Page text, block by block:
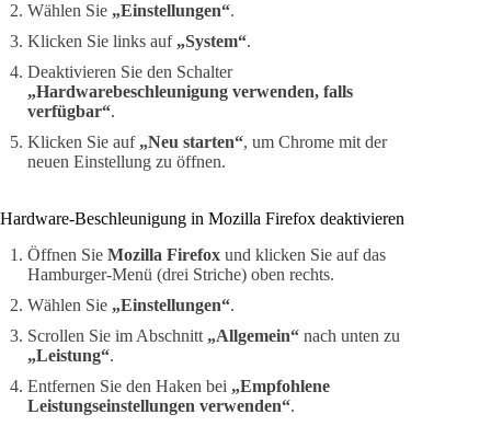
Wählen Sie „Einstellungen“.
Klicken Sie links auf „System“.
Deaktivieren Sie den Schalter
„Hardwarebeschleunigung verwenden, falls
verfügbar“.
Klicken Sie auf „Neu starten“, um Chrome mit der
neuen Einstellung zu öffnen.
Hardware-Beschleunigung in Mozilla Firefox deaktivieren
Öffnen Sie Mozilla Firefox und klicken Sie auf das
Hamburger-Menü (drei Striche) oben rechts.
Wählen Sie „Einstellungen“.
Scrollen Sie im Abschnitt „Allgemein“ nach unten zu
„Leistung“.
Entfernen Sie den Haken bei „Empfohlene
Leistungseinstellungen verwenden“.